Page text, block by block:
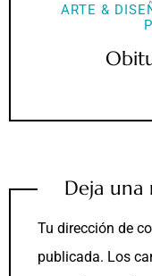
ARTE &
Deja una
Tu dirección de
publicada. Los